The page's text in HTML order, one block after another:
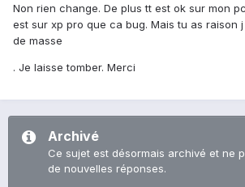
Non rien change. De plus tt est ok sur mon
est sur xp pro que ca bug. Mais tu as raison
de masse
. Je laisse tomber. Merci
Archivé
Ce sujet est désormais archivé et ne
de nouvelles réponses.